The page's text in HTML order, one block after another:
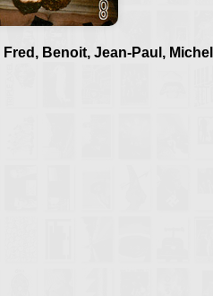
Benoit, Jean-Paul,